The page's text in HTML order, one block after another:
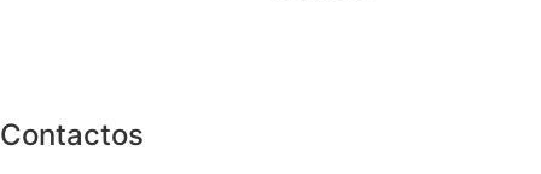
Contactos